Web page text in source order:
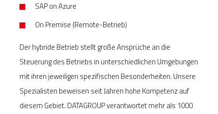
SAP on Azure
On Premise (Remote-Betrieb)
Der hybride Betrieb stellt große Ansprüche an die
Steuerung des Betriebs in unterschiedlichen Umgebungen
mit ihren jeweiligen spezifischen Besonderheiten. Unsere
Spezialisten beweisen seit Jahren hohe Kompetenz auf
diesem Gebiet. DATAGROUP verantwortet mehr als 1000